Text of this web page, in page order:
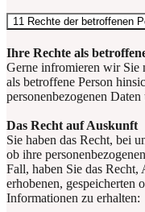
11 Rechte der betroffenen
Ihre Rechte als
Gerne infromieren wir Sie
als betroffene Person
personenbezogenen Daten
Das Recht auf Auskunft
Sie haben das Recht, bei
ob ihre
Fall, haben Sie das
erhobenen, gespeicherten
Informationen zu erhalten: